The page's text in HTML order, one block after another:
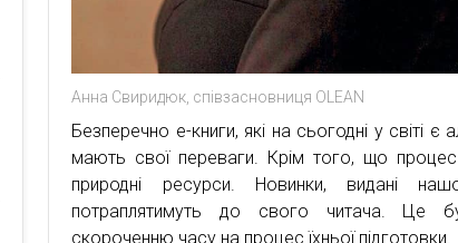
Анна Свиридюк, співзасновниця OLEAN
Безперечно е-книги, які на сьогодні у світі
мають свої переваги. Крім того, що процес
природні ресурси. Новинки, видані
потраплятимуть до свого читача. Це
скороченню часу на процес їхньої підготовки.